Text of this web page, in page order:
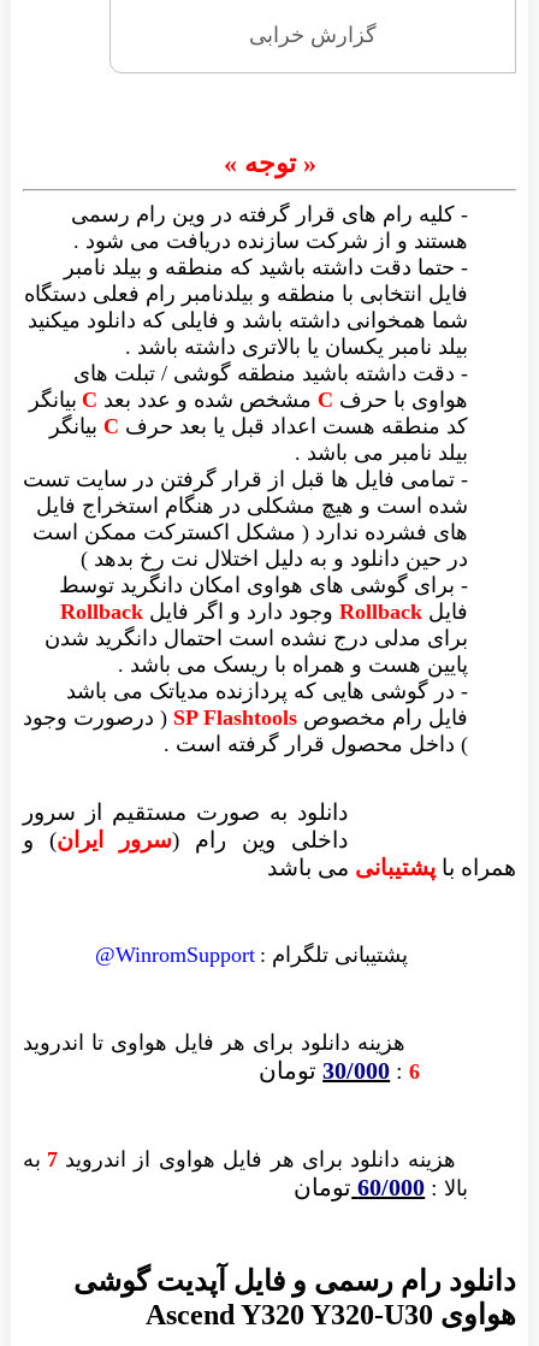
گزارش خرابی
« توجه »
- کلیه رام های قرار گرفته در وین رام رسمی
هستند و از شرکت سازنده دریافت می شود .
- حتما دقت داشته باشید که منطقه و بیلد نامبر
فایل انتخابی با منطقه و بیلدنامبر رام فعلی دستگاه
شما همخوانی داشته باشد و فایلی که دانلود میکنید
بیلد نامبر یکسان یا بالاتری داشته باشد .
- دقت داشته باشید منطقه گوشی / تبلت های
هواوی با حرف C مشخص شده و عدد بعد C بیانگر
کد منطقه هست اعداد قبل یا بعد حرف Cبیانگر
بیلد نامبر می باشد .
- تمامی فایل ها قبل از قرار گرفتن در سایت تست
شده است و هیچ مشکلی در هنگام استخراج فایل
های فشرده ندارد ( مشکل اکسترکت ممکن است
در حین دانلود و به دلیل اختلال نت رخ بدهد )
- برای گوشی های هواوی امکان دانگرید توسط
فایل Rollbackوجود دارد و اگر فایل Rollback
برای مدلی درج نشده است احتمال دانگرید شدن
پایین هست و همراه با ریسک می باشد .
- در گوشی هایی که پردازنده مدیاتک می باشد
فایل رام مخصوص SP Flashtools ( درصورت وجود
) داخل محصول قرار گرفته است .
دانلود به صورت مستقیم از سرور
داخلی وین رام (سرور ایران) و
همراه با پشتیبانی می باشد
پشتیبانی تلگرام : WinromSupport@
هزینه دانلود برای هر فایل هواوی تا اندروید
6
:
30/000تومان
هزینه دانلود برای هر فایل هواوی از اندروید7 به
بالا :
60/000 تومان
دانلود رام رسمی و فایل آپدیت گوشی
هواوی Ascend Y320 Y320-U30